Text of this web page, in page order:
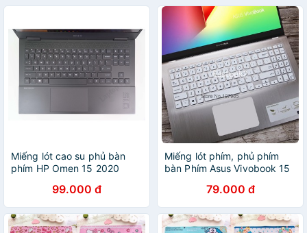
Miếng lót cao su phủ bàn
phím HP Omen 15 2020
99.000 đ
Miếng lót phím, phủ phím
bàn Phím Asus Vivobook 15
X509Fj X509Fb X509Fl
X509 X509J
79.000 đ